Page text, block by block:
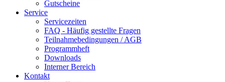
Gutscheine
Service
Servicezeiten
FAQ - Häufig gestellte Fragen
Teilnahmebedingungen / AGB
Programmheft
Downloads
Interner Bereich
Kontakt